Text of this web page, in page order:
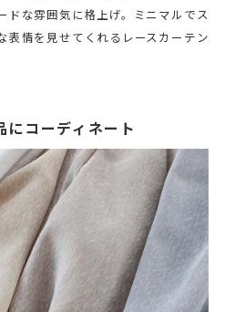
ドな雰囲気に格上げ。ミニマルでス
表情を見せてくれるレースカーテン
にコーディネート